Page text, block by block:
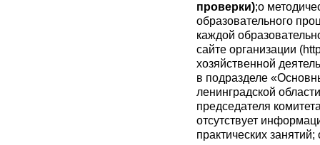
проверки);о
образовательного
каждой
сайте организации
хозяйственной
в подразделе
ленинградской
председателя
отсутствует
практических